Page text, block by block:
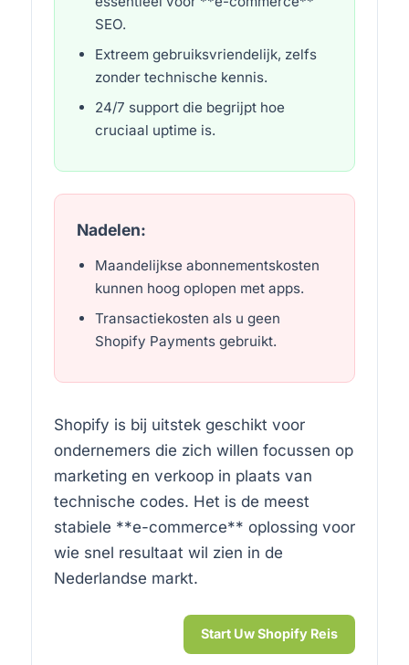
SEO.
Extreem gebruiksvriendelijk, zelfs
zonder technische kennis.
24/7 support die begrijpt hoe
cruciaal uptime is.
Nadelen:
Maandelijkse abonnementskosten
kunnen hoog oplopen met apps.
Transactiekosten als u geen
Shopify Payments gebruikt.
Shopify is bij uitstek geschikt voor
ondernemers die zich willen focussen op
marketing en verkoop in plaats van
technische codes. Het is de meest
stabiele **e-commerce** oplossing voor
wie snel resultaat wil zien in de
Nederlandse markt.
Start Uw Shopify Reis